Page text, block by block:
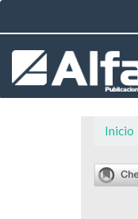
principal
Barra
lateral
Inicio